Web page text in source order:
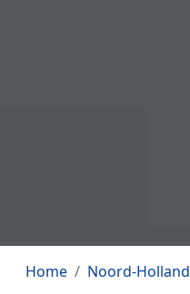
Home Noord-Holland